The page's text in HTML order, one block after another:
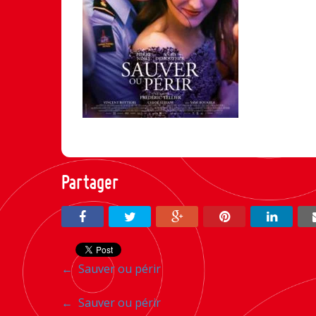
Partager
Navigation
entre
←Sauver ou périr
Navigation
← Sauver ou périr